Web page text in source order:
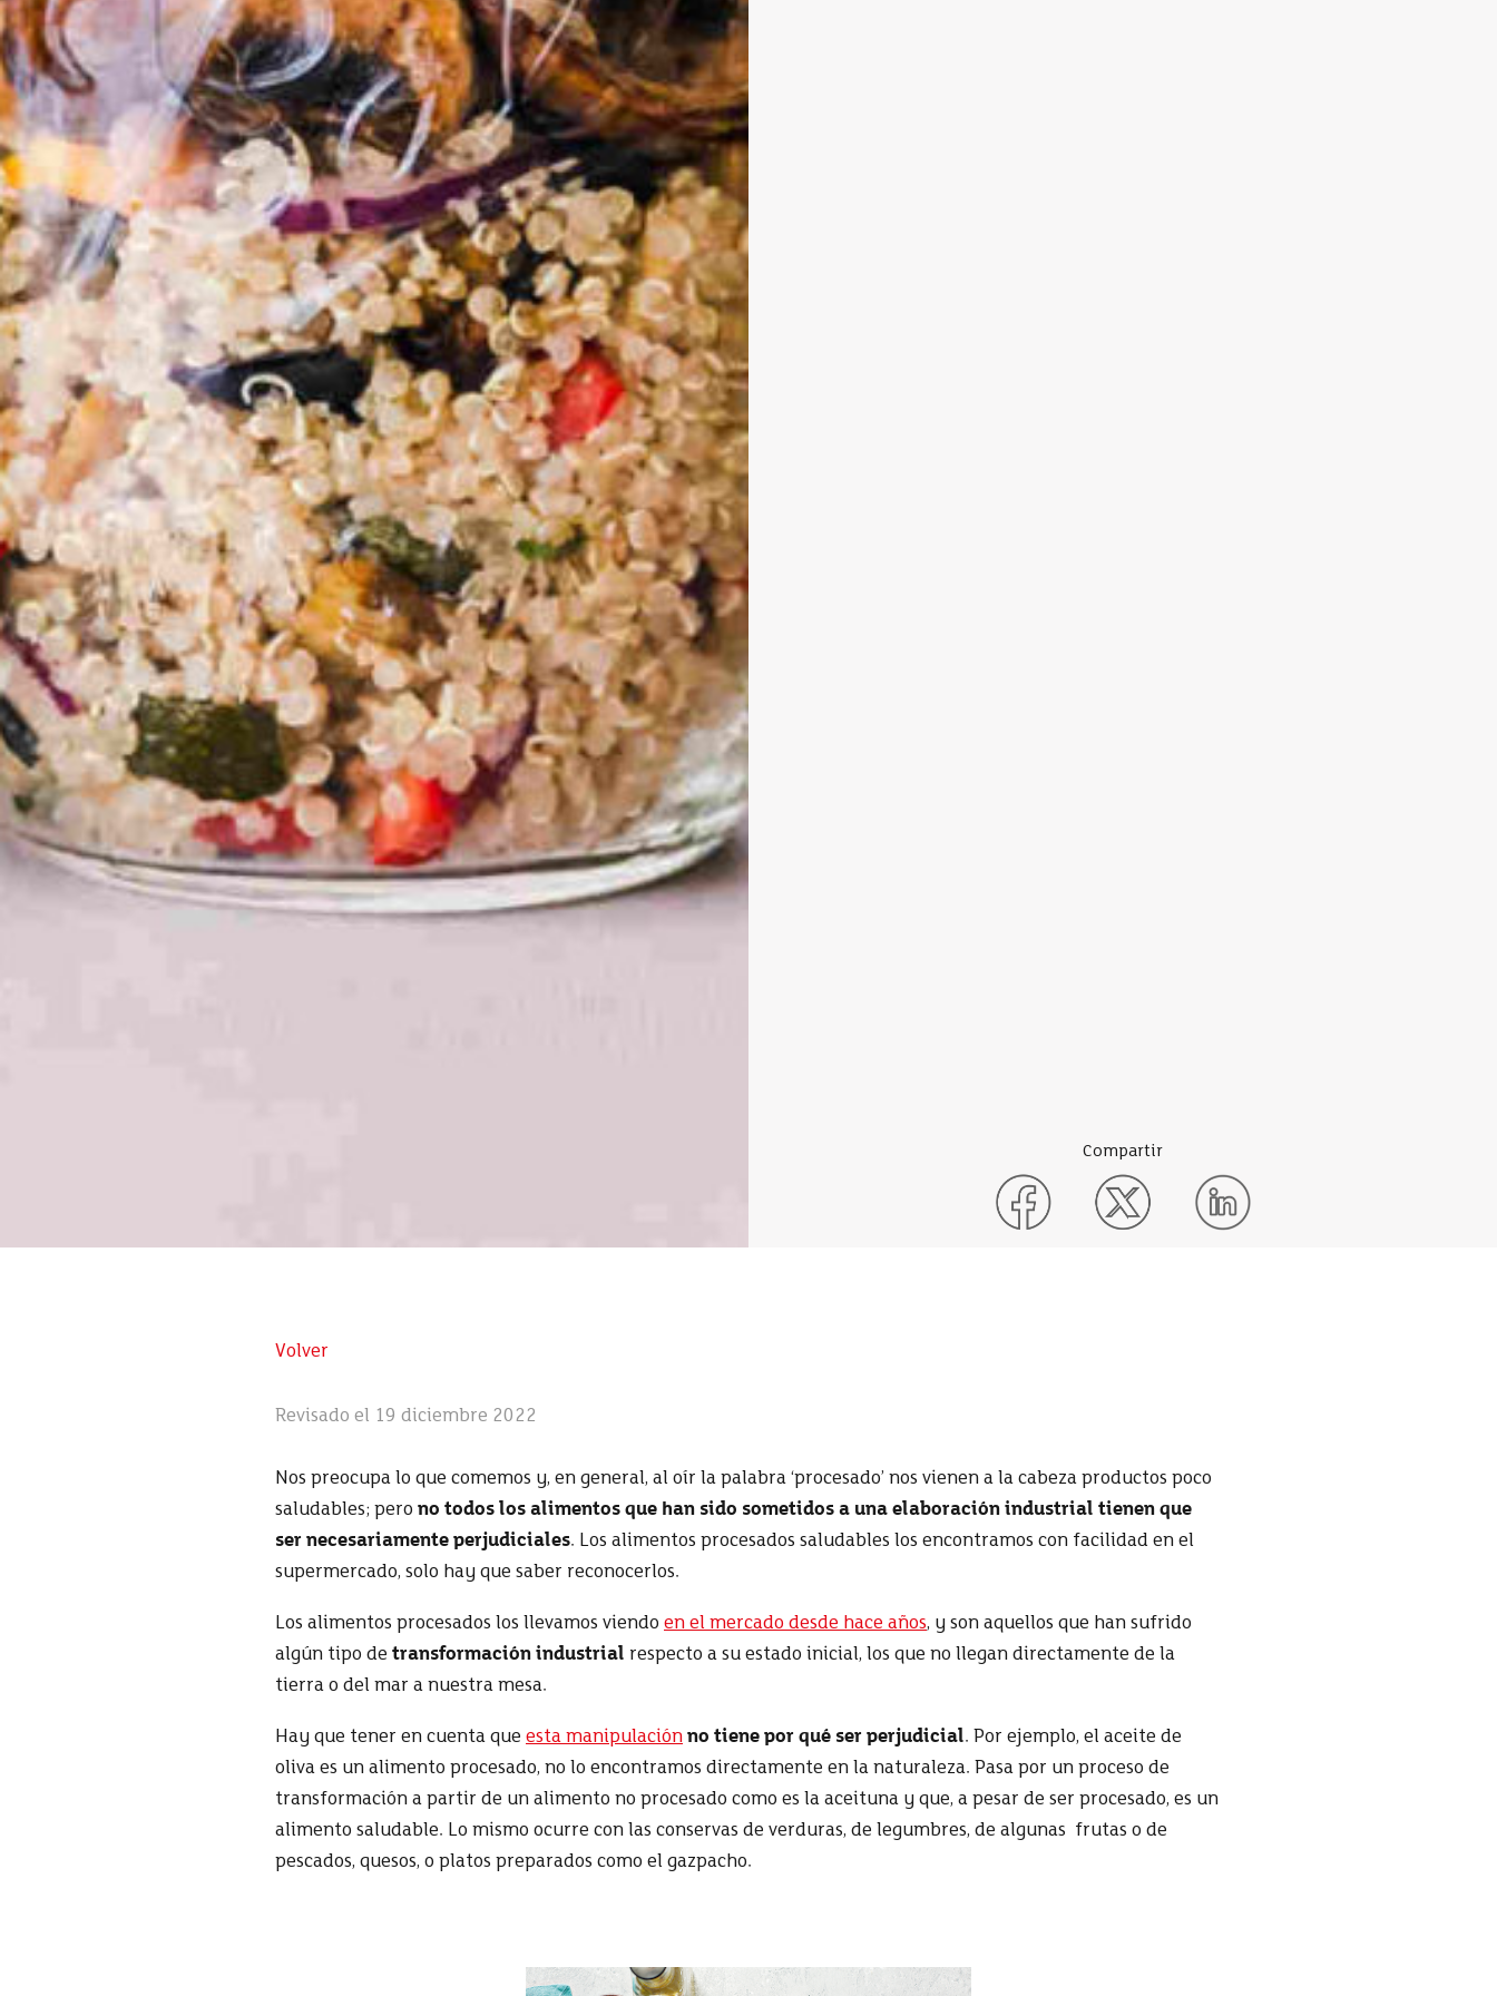
Compartir
Volver
Revisado el 19 diciembre 2022
Nos preocupa lo que comemos y, en general, al oír la palabra ‘procesado’ nos vienen a la cabeza productos poco
saludables; pero no todos los alimentos que han sido sometidos a una elaboración industrial tienen que
ser necesariamente perjudiciales. Los alimentos procesados saludables los encontramos con facilidad en el
supermercado, solo hay que saber reconocerlos.
Los alimentos procesados los llevamos viendo en el mercado desde hace años, y son aquellos que han sufrido
algún tipo de transformación industrial respecto a su estado inicial, los que no llegan directamente de la
tierra o del mar a nuestra mesa.
Hay que tener en cuenta que esta manipulación no tiene por qué ser perjudicial. Por ejemplo, el aceite de
oliva es un alimento procesado, no lo encontramos directamente en la naturaleza. Pasa por un proceso de
transformación a partir de un alimento no procesado como es la aceituna y que, a pesar de ser procesado, es un
alimento saludable. Lo mismo ocurre con las conservas de verduras, de legumbres, de algunas frutas o de
pescados, quesos, o platos preparados como el gazpacho.